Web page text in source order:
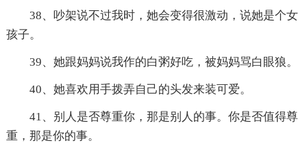
38、吵架说不过我时，她会变得很激动，说她是个女
孩子。
39、她跟妈妈说我作的白粥好吃，被妈妈骂白眼狼。
40、她喜欢用手拨弄自己的头发来装可爱。
41、别人是否尊重你，那是别人的事。你是否值得尊
重，那是你的事。